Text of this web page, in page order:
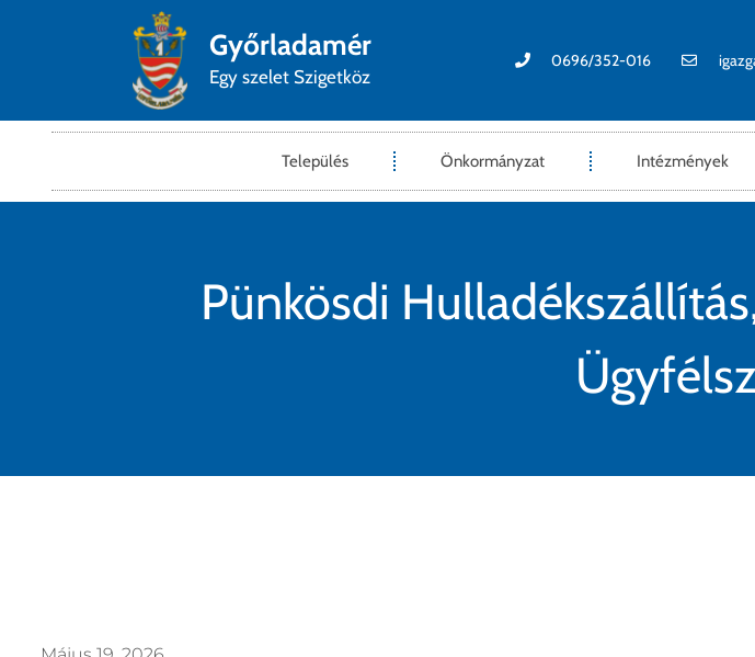
Győrladamér
Egy szelet Szigetköz
0696/352-016
Település Önkormányzat Intézmények
Pünkösdi